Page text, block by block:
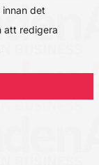
det
att redigera